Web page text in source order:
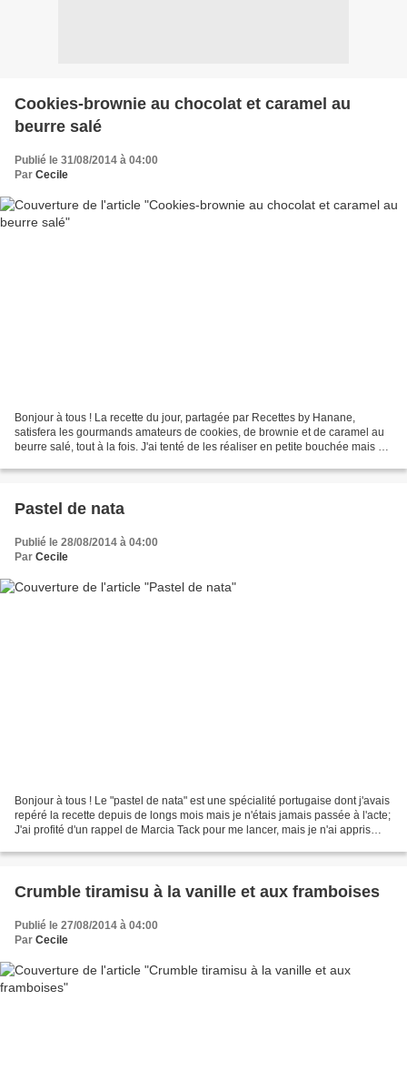
Cookies-brownie au chocolat et caramel au
beurre salé
Publié le 31/08/2014 à 04:00
Par Cecile
Bonjour à tous ! La recette du jour, partagée par Recettes by Hanane,
satisfera les gourmands amateurs de cookies, de brownie et de caramel au
beurre salé, tout à la fois. J'ai tenté de les réaliser en petite bouchée mais du
Pastel de nata
Publié le 28/08/2014 à 04:00
Par Cecile
Bonjour à tous ! Le "pastel de nata" est une spécialité portugaise dont j'avais
repéré la recette depuis de longs mois mais je n'étais jamais passée à l'acte;
J'ai profité d'un rappel de Marcia Tack pour me lancer, mais je n'ai appris
Crumble tiramisu à la vanille et aux framboises
Publié le 27/08/2014 à 04:00
Par Cecile